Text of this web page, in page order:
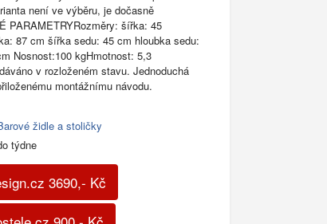
není ve výběru, je dočasně
PARAMETRYRozměry: šířka: 45
87 cm šířka sedu: 45 cm hloubka sedu:
Nosnost:100 kgHmotnost: 5,3
v rozloženém stavu. Jednoduchá
montážnímu návodu.
židle a stoličky
týdne
3690,- Kč